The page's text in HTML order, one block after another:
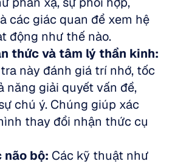
các giác quan để xem hệ
động như thế nào.
thức và tâm lý thần kinh:
này đánh giá trí nhớ, tốc
năng giải quyết vấn đề,
chú ý. Chúng giúp xác
thay đổi nhận thức cụ
não bộ: Các kỹ thuật như